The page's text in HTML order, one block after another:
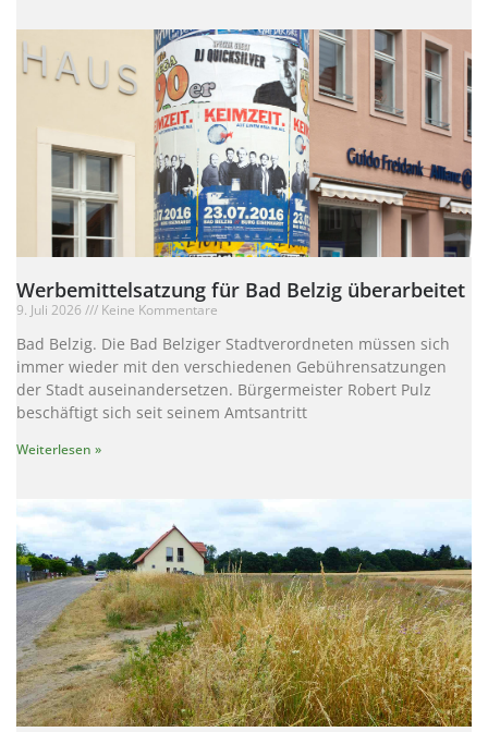
Werbemittelsatzung für Bad Belzig überarbeitet
9. Juli 2026 Keine Kommentare
Bad Belzig. Die Bad Belziger Stadtverordneten müssen sich
immer wieder mit den verschiedenen Gebührensatzungen
der Stadt auseinandersetzen. Bürgermeister Robert Pulz
beschäftigt sich seit seinem Amtsantritt
Weiterlesen »